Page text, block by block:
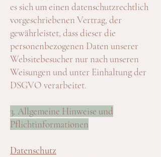
es sich um einen datenschutzrechtlich
vorgeschriebenen Vertrag, der
gewährleistet, dass dieser die
personenbezogenen Daten unserer
Websitebesucher nur nach unseren
Weisungen und unter Einhaltung der
DSGVO verarbeitet.
3. Allgemeine Hinweise und
Pflichtinformationen
Datenschutz